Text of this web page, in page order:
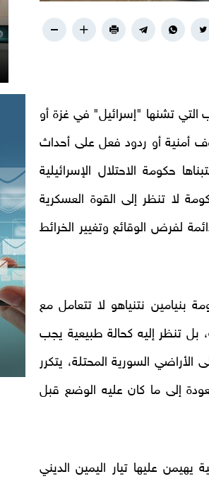
التي تشنها "إسرائيل" في غزة أو
أمنية أو ردود فعل على أحداث
حكومة الاحتلال الإسرائيلية
لا تنظر إلى القوة العسكرية
لفرض الوقائع وتغيير الخرائط
بنيامين نتنياهو لا تتعامل مع
بل تنظر إليه كحالة طبيعية يجب
السورية المحتلة، يتكرر
إلى ما كان عليه الوضع قبل
عليها تيار اليمين الديني